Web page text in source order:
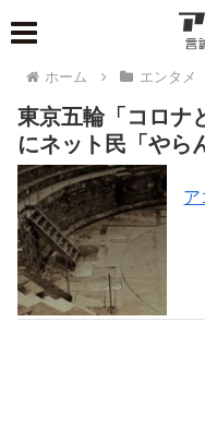
ホーム エンタメ
東京五輪「コロナ
にネット民「やら
ア